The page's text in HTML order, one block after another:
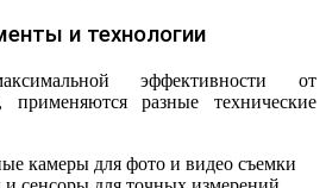
и технологии
эффективности от
применяются разные технические
камеры для фото и видео съемки